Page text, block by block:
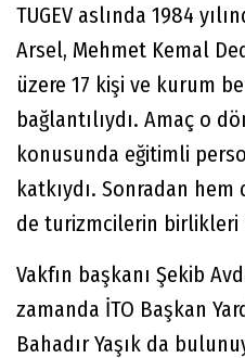
TUGEV aslında 1984
Arsel, Mehmet Kemal
üzere 17 kişi ve kurum
bağlantılıydı. Amaç o
konusunda eğitimli
katkıydı. Sonradan
de turizmcilerin
Vakfın başkanı Şekib
zamanda İTO Başkan
Bahadır Yaşık da